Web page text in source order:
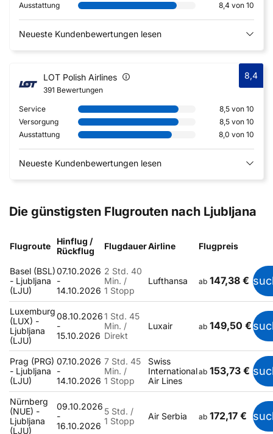
Ausstattung
8,4 von 10
Neueste Kundenbewertungen lesen
LOT Polish Airlines
391 Bewertungen
8,4
Service
8,5 von 10
Versorgung
8,5 von 10
Ausstattung
8,0 von 10
Neueste Kundenbewertungen lesen
Die günstigsten Flugrouten nach Ljubljana
Flugroute
Hinflug /
Rückflug
FlugdauerAirline Flugpreis
Basel (BSL)
- Ljubljana
(LJU)
07.10.2026
-
14.10.2026
2 Std. 40
Min. /
1 Stopp
Lufthansa ab 147,38 €
Luxemburg
(LUX) -
Ljubljana
(LJU)
08.10.2026
-
15.10.2026
1 Std. 45
Min. /
Direkt
Luxair ab 149,50 €
Prag (PRG)
- Ljubljana
(LJU)
07.10.2026
-
14.10.2026
7 Std. 45
Min. /
1 Stopp
Swiss
International
Air Lines
ab 153,73 €
Nürnberg
(NUE) -
Ljubljana
(LJU)
09.10.2026
-
16.10.2026
5 Std. /
1 Stopp
Air Serbia ab 172,17 €